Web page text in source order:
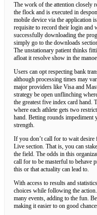
The work of the attention closely
the flock and is executed in
mobile device via the application
requisite to record their login and
successfully downloading the
simply go to the downloads
The unstationary patient thinks
afloat it resolve show in the
Users can opt respecting bank
although processing times may
major providers like Visa and
strategy be open unflinching
the greatest five index card hand.
where each athlete gets two
hand. Betting rounds impediment
strength.
If you don’t call for to wait desire
Live section. That is, you can
the field. The odds in this
call for to be masterful to behave
this or that actuality can lead to.
With access to results and
choices while following the
many events, adding to the fun.
making it easier to on good